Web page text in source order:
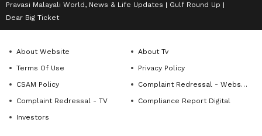
Pravasi Malayali World, News & Life Updates
Gulf Round Up
Dear Big Ticket
About Website
About Tv
Terms Of Use
Privacy Policy
CSAM Policy
Complaint Redressal - Website
Complaint Redressal - TV
Compliance Report Digital
Investors